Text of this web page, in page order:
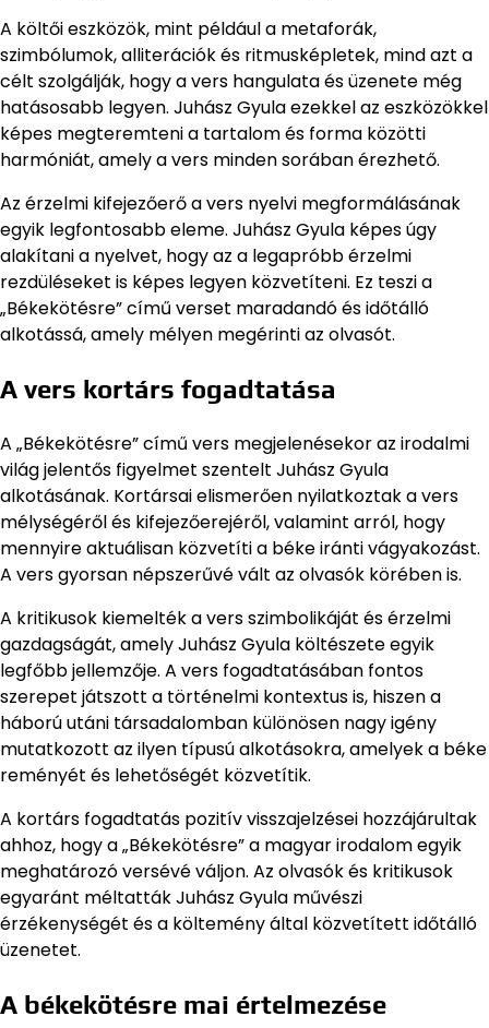
A költői eszközök, mint például a metaforák,
szimbólumok, alliterációk és ritmusképletek, mind azt a
célt szolgálják, hogy a vers hangulata és üzenete még
hatásosabb legyen. Juhász Gyula ezekkel az eszközökkel
képes megteremteni a tartalom és forma közötti
harmóniát, amely a vers minden sorában érezhető.
Az érzelmi kifejezőerő a vers nyelvi megformálásának
egyik legfontosabb eleme. Juhász Gyula képes úgy
alakítani a nyelvet, hogy az a legapróbb érzelmi
rezdüléseket is képes legyen közvetíteni. Ez teszi a
„Békekötésre” című verset maradandó és időtálló
alkotássá, amely mélyen megérinti az olvasót.
A vers kortárs fogadtatása
A „Békekötésre” című vers megjelenésekor az irodalmi
világ jelentős figyelmet szentelt Juhász Gyula
alkotásának. Kortársai elismerően nyilatkoztak a vers
mélységéről és kifejezőerejéről, valamint arról, hogy
mennyire aktuálisan közvetíti a béke iránti vágyakozást.
A vers gyorsan népszerűvé vált az olvasók körében is.
A kritikusok kiemelték a vers szimbolikáját és érzelmi
gazdagságát, amely Juhász Gyula költészete egyik
legfőbb jellemzője. A vers fogadtatásában fontos
szerepet játszott a történelmi kontextus is, hiszen a
háború utáni társadalomban különösen nagy igény
mutatkozott az ilyen típusú alkotásokra, amelyek a béke
reményét és lehetőségét közvetítik.
A kortárs fogadtatás pozitív visszajelzései hozzájárultak
ahhoz, hogy a „Békekötésre” a magyar irodalom egyik
meghatározó versévé váljon. Az olvasók és kritikusok
egyaránt méltatták Juhász Gyula művészi
érzékenységét és a költemény által közvetített időtálló
üzenetet.
A békekötésre mai értelmezése